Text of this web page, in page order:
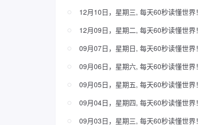
12月10日，星期三, 每天60秒读懂世界！
12月09日，星期二, 每天60秒读懂世界！
09月07日，星期日, 每天60秒读懂世界！
09月06日，星期六, 每天60秒读懂世界！
09月05日，星期五, 每天60秒读懂世界！
09月04日，星期四, 每天60秒读懂世界！
09月03日，星期三, 每天60秒读懂世界！